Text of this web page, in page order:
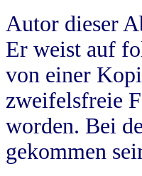
Autor dieser
Er weist auf
von einer
zweifelsfreie
worden. Bei
gekommen